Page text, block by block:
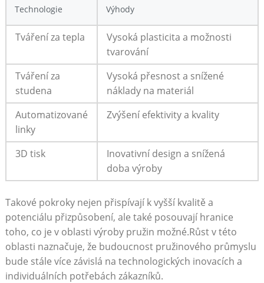
Technologie Výhody
Tváření ​za tepla
Vysoká plasticita a možnosti
‍tvarování
Tváření za
studena
Vysoká přesnost a⁢ snížené
náklady ⁣na materiál
Automatizované
linky
Zvýšení efektivity a kvality
3D ⁤tisk
Inovativní design a ‌snížená⁤
doba ⁣výroby
Takové pokroky ‌nejen⁢ přispívají k vyšší kvalitě a
potenciálu ⁤přizpůsobení, ale také posouvají‌ hranice
‌toho, co je v oblasti výroby ⁢pružin možné.Růst v této
oblasti naznačuje,‍ že budoucnost pružinového průmyslu
bude stále více závislá ⁤na technologických ⁤inovacích a
individuálních​ potřebách zákazníků.